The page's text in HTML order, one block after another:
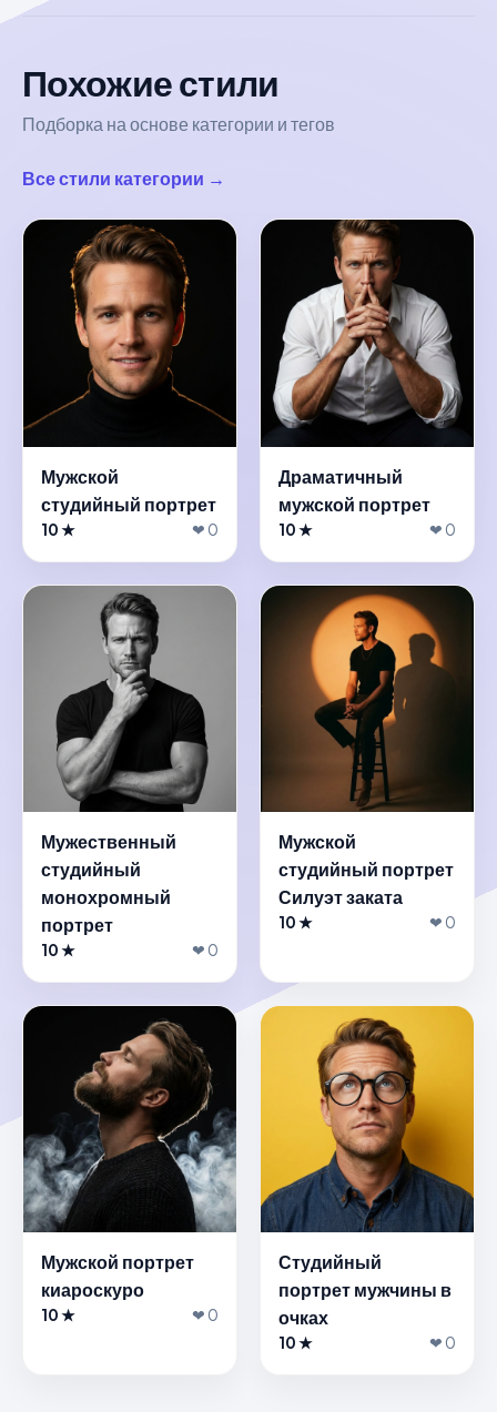
Похожие стили
Подборка на основе категории и тегов
Все стили категории →
Мужской
студийный портрет
10 ★ ❤ 0
Драматичный
мужской портрет
10 ★ ❤ 0
Мужественный
студийный
монохромный
портрет
10 ★ ❤ 0
Мужской
студийный портрет
Силуэт заката
10 ★ ❤ 0
Мужской портрет
киароскуро
10 ★ ❤ 0
Студийный
портрет мужчины в
очках
10 ★ ❤ 0